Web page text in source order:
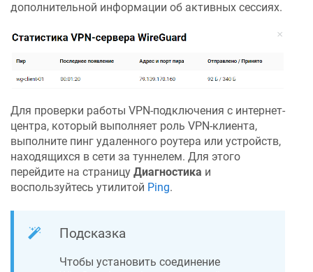
дополнительной информации об активных сессиях.
Для проверки работы VPN-подключения с интернет-
центра, который выполняет роль VPN-клиента,
выполните пинг удаленного роутера или устройств,
находящихся в сети за туннелем. Для этого
перейдите на страницу Диагностика и
воспользуйтесь утилитой Ping.
Подсказка
Чтобы установить соединение